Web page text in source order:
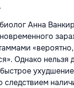
Анна
«вероятно,
Однако нельзя
следствием